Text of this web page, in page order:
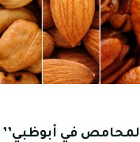
في أبوظبي’’